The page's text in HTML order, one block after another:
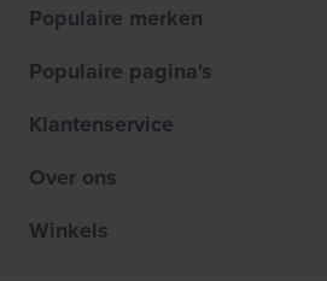
Populaire merken
Populaire pagina's
Klantenservice
Over ons
Winkels